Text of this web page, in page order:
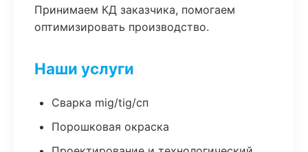
Принимаем КД заказчика, помогаем
оптимизировать производство.
Наши услуги
Сварка mig/tig/сп
Порошковая окраска